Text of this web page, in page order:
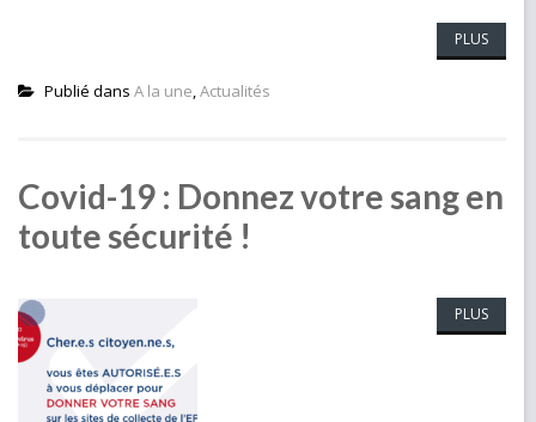
PLUS
Publié dans A la une,Actualités
Covid-19 : Donnez votre sang en
toute sécurité !
PLUS